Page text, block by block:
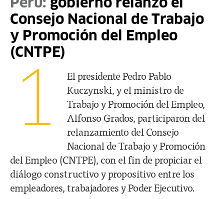
Perú: gobierno relanzó el
Consejo Nacional de Trabajo
y Promoción del Empleo
(CNTPE)
1
El presidente Pedro Pablo
Kuczynski, y el ministro de
Trabajo y Promoción del Empleo,
Alfonso Grados, participaron del
relanzamiento del Consejo
Nacional de Trabajo y Promoción
del Empleo (CNTPE), con el fin de propiciar el
diálogo constructivo y propositivo entre los
empleadores, trabajadores y Poder Ejecutivo.